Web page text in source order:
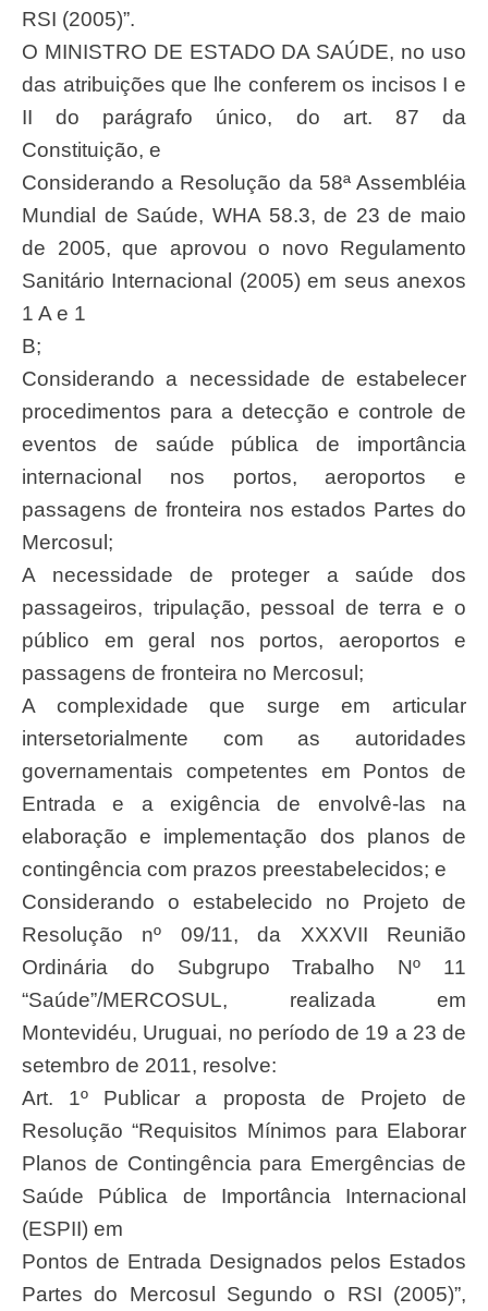
RSI (2005)”.
O MINISTRO DE ESTADO DA SAÚDE, no uso
das atribuições que lhe conferem os incisos I e
II do parágrafo único, do art. 87 da
Constituição, e
Considerando a Resolução da 58ª Assembléia
Mundial de Saúde, WHA 58.3, de 23 de maio
de 2005, que aprovou o novo Regulamento
Sanitário Internacional (2005) em seus anexos
1 A e 1
B;
Considerando a necessidade de estabelecer
procedimentos para a detecção e controle de
eventos de saúde pública de importância
internacional nos portos, aeroportos e
passagens de fronteira nos estados Partes do
Mercosul;
A necessidade de proteger a saúde dos
passageiros, tripulação, pessoal de terra e o
público em geral nos portos, aeroportos e
passagens de fronteira no Mercosul;
A complexidade que surge em articular
intersetorialmente com as autoridades
governamentais competentes em Pontos de
Entrada e a exigência de envolvê-las na
elaboração e implementação dos planos de
contingência com prazos preestabelecidos; e
Considerando o estabelecido no Projeto de
Resolução nº 09/11, da XXXVII Reunião
Ordinária do Subgrupo Trabalho Nº 11
“Saúde”/MERCOSUL, realizada em
Montevidéu, Uruguai, no período de 19 a 23 de
setembro de 2011, resolve:
Art. 1º Publicar a proposta de Projeto de
Resolução “Requisitos Mínimos para Elaborar
Planos de Contingência para Emergências de
Saúde Pública de Importância Internacional
(ESPII) em
Pontos de Entrada Designados pelos Estados
Partes do Mercosul Segundo o RSI (2005)”,